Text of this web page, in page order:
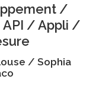
/
/ Appli /
/ Sophia